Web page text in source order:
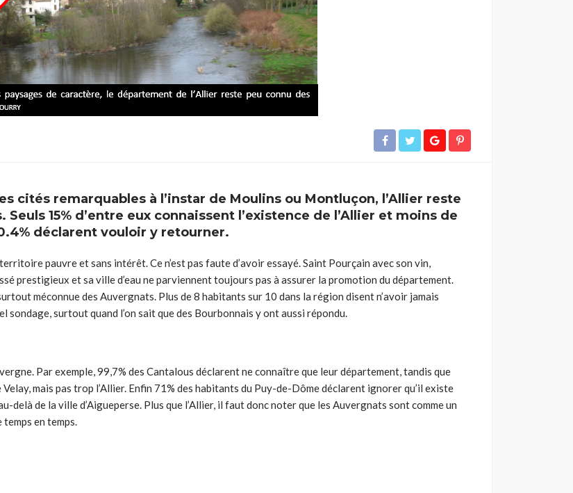
cités remarquables à l’instar de Moulins ou Montluçon, l’Allier reste
15% d’entre eux connaissent l’existence de l’Allier et moins de
déclarent vouloir y retourner.
pauvre et sans intérêt. Ce n’est pas faute d’avoir essayé. Saint Pourçain avec son vin,
prestigieux et sa ville d’eau ne parviennent toujours pas à assurer la promotion du département.
méconnue des Auvergnats. Plus de 8 habitants sur 10 dans la région disent n’avoir jamais
sondage, surtout quand l’on sait que des Bourbonnais y ont aussi répondu.
Par exemple, 99,7% des Cantalous déclarent ne connaître que leur département, tandis que
mais pas trop l’Allier. Enfin 71% des habitants du Puy-de-Dôme déclarent ignorer qu’il existe
delà de la ville d’Aigueperse. Plus que l’Allier, il faut donc noter que les Auvergnats sont comme un
en temps.